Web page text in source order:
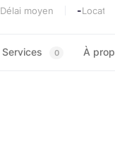
Délai moyen -
Services 0 À